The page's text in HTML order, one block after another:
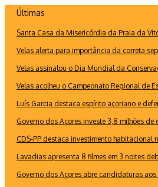
conteúdo
Últimas
Santa Casa da Misericórdia da Praia da
Velas alerta para importância da correta
Velas assinalou o Dia Mundial da
Velas acolheu o Campeonato Regional de
Luís Garcia destaca espírito açoriano e
Governo dos Açores investe 3,8 milhões
CDS-PP destaca investimento habitacional
Lavadias apresenta 8 filmes em 3 noites
Governo dos Açores abre candidaturas